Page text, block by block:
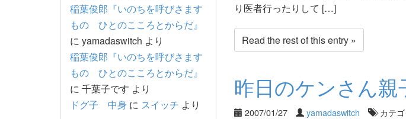
り医者行ったりして […]
Read the rest of this entry »
昨日のケンさん親
2007/01/27 yamadaswitch カテゴ
稲葉俊郎『いのちを呼びさます
もの ひとのこころとからだ』
に yamadaswitch より
稲葉俊郎『いのちを呼びさます
もの ひとのこころとからだ』
に 千葉子です より
ドグ子 中身 に スイッチ より